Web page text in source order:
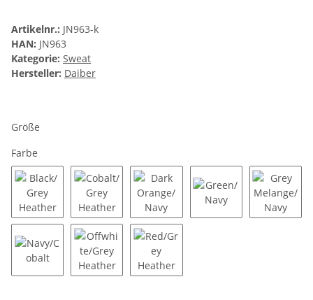
Artikelnr.: JN963-k
HAN: JN963
Kategorie: Sweat
Hersteller: Daiber
Größe
Farbe
Black/Grey HeatherCobalt/Grey HeatherDark Orange/Navy